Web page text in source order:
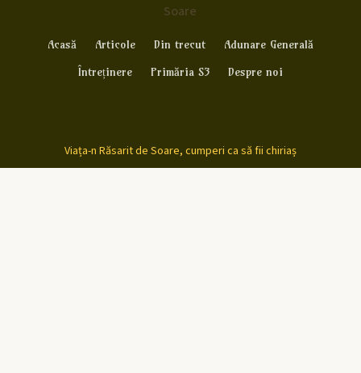
Soare
Acasă Articole Din trecut
Adunare Generală
Întreținere
Primăria S3 Despre noi
Viața-n Răsarit de Soare, cumperi ca să fii chiriaș